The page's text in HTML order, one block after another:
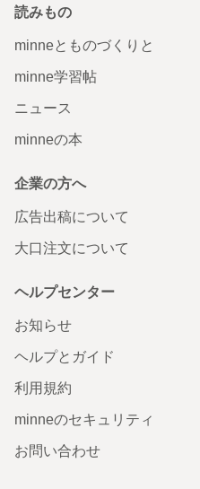
読みもの
minneとものづくりと
minne学習帖
ニュース
minneの本
企業の方へ
広告出稿について
大口注文について
ヘルプセンター
お知らせ
ヘルプとガイド
利用規約
minneのセキュリティ
お問い合わせ